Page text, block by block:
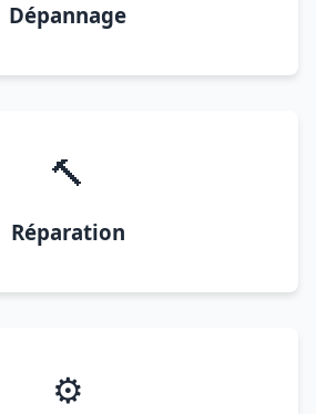
Dépannage
🔨
Réparation
⚙️